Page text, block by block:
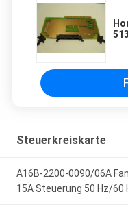
Steuerkreiskarte
A16B-2200-0090/06A
15A Steuerung 50 Hz/60